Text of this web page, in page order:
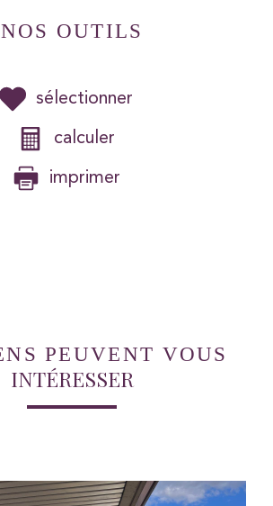
NOS OUTILS
sélectionner
calculer
imprimer
PEUVENT VOUS
INTÉRESSER